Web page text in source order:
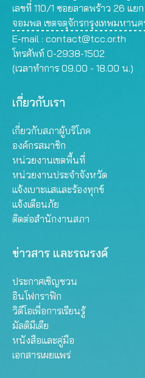
เลขที่ 110/1 ซอยลาดพร้าว 26 แย
จอมพล เขตจตุจักรกรุงเทพมหาน
E-mail : contact@tcc.or.th
โทรศัพท์ 0-2938-1502
(เวลาทำการ 09.00 - 18.00 น.)
เกี่ยวกับเรา
เกี่ยวกับสภาผู้บริโภค
องค์กรสมาชิก
หน่วยงานเขตพื้นที่
หน่วยงานประจำจังหวัด
แจ้งเบาะแสและร้องทุกข์
แจ้งเตือนภัย
ติดต่อสำนักงานสภา
ข่าวสาร และรณรงค์
ประกาศเชิญชวน
อินโฟกราฟิก
วิดีโอเพื่อการเรียนรู้
มัลติมีเดีย
หนังสือและคู่มือ
เอกสารเผยแพร่